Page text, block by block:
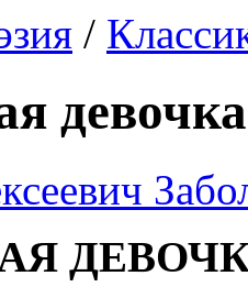
/
девочка